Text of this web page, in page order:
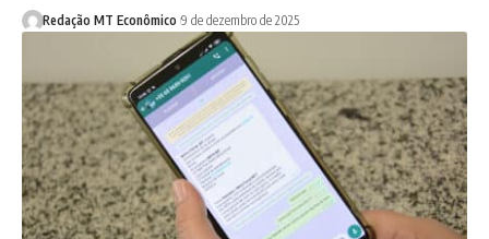
Redação MT Econômico 9 de dezembro de 2025